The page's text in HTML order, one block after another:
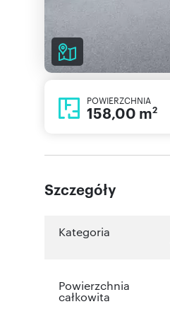
POWIERZCHNIA
158,00 m2
Szczegóły
Kategoria
Powierzchnia
całkowita